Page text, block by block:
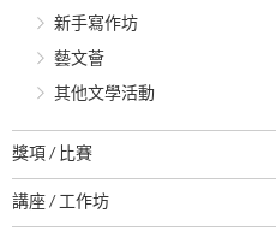
新手寫作坊
藝文薈
其他文學活動
獎項 / 比賽
講座 / 工作坊